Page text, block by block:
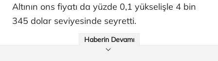
Altının ons fiyatı da yüzde 0,1 yükselişle 4 bin
345 dolar seviyesinde seyretti.
Haberin Devamı